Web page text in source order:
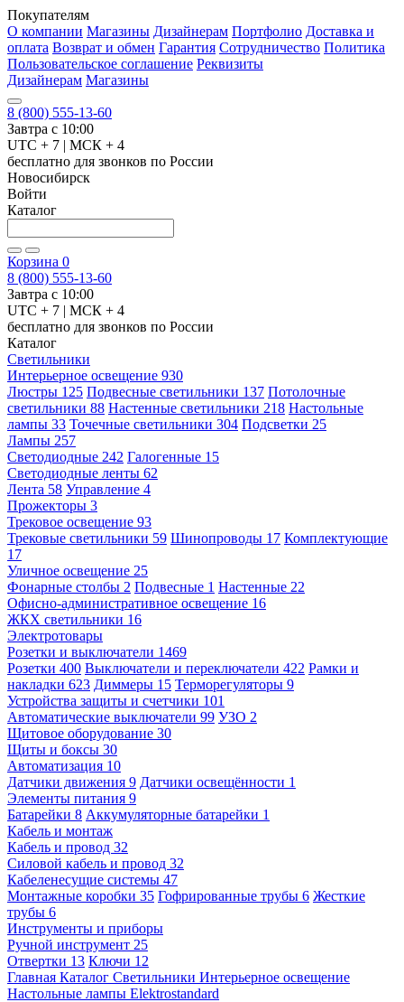
Покупателям
О компании Магазины Дизайнерам Портфолио Доставка и
оплата Возврат и обмен Гарантия Сотрудничество Политика
Пользовательское соглашение Реквизиты
Дизайнерам Магазины
8 (800) 555-13-60
Завтра с 10:00
UTC + 7 | МСК + 4
бесплатно для звонков по России
Новосибирск
Войти
Каталог
Корзина 0
8 (800) 555-13-60
Завтра с 10:00
UTC + 7 | МСК + 4
бесплатно для звонков по России
Каталог
Светильники
Интерьерное освещение 930
Люстры 125 Подвесные светильники 137 Потолочные
светильники 88 Настенные светильники 218 Настольные
лампы 33 Точечные светильники 304 Подсветки 25
Лампы 257
Светодиодные 242 Галогенные 15
Светодиодные ленты 62
Лента 58 Управление 4
Прожекторы 3
Трековое освещение 93
Трековые светильники 59 Шинопроводы 17 Комплектующие
17
Уличное освещение 25
Фонарные столбы 2 Подвесные 1 Настенные 22
Офисно-административное освещение 16
ЖКХ светильники 16
Электротовары
Розетки и выключатели 1469
Розетки 400 Выключатели и переключатели 422 Рамки и
накладки 623 Диммеры 15 Терморегуляторы 9
Устройства защиты и счетчики 101
Автоматические выключатели 99 УЗО 2
Щитовое оборудование 30
Щиты и боксы 30
Автоматизация 10
Датчики движения 9 Датчики освещённости 1
Элементы питания 9
Батарейки 8 Аккумуляторные батарейки 1
Кабель и монтаж
Кабель и провод 32
Силовой кабель и провод 32
Кабеленесущие системы 47
Монтажные коробки 35 Гофрированные трубы 6 Жесткие
трубы 6
Инструменты и приборы
Ручной инструмент 25
Отвертки 13 Ключи 12
Главная Каталог Светильники Интерьерное освещение
Настольные лампы Elektrostandard